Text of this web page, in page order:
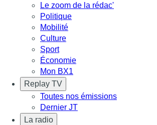
Le zoom de la rédac'
Politique
Mobilité
Culture
Sport
Économie
Mon BX1
Replay TV
Toutes nos émissions
Dernier JT
La radio